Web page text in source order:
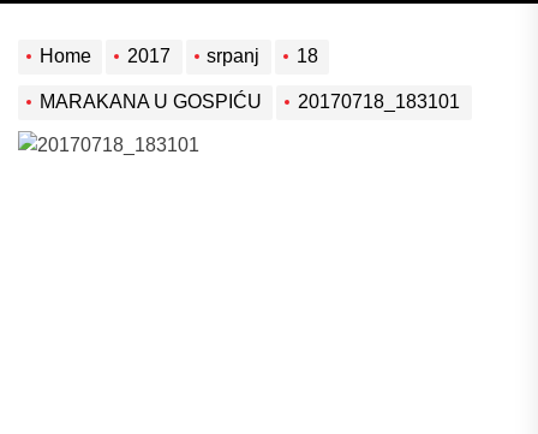
Home 2017 srpanj 18
MARAKANA U GOSPIĆU 20170718_183101